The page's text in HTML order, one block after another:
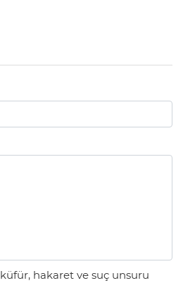
hakaret ve suç unsuru